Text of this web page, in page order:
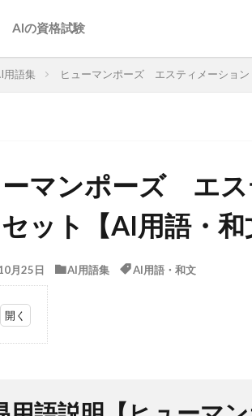
AIの資格試験
用語集 ヒューマンポーズ エスティメーショ
ーマンポーズ エ
ット【AI用語・和
月25日 AI用語集 AI用語・和文